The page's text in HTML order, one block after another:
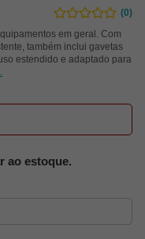
(0)
em geral. Com
também inclui gavetas
estendido e adaptado para
ao estoque.